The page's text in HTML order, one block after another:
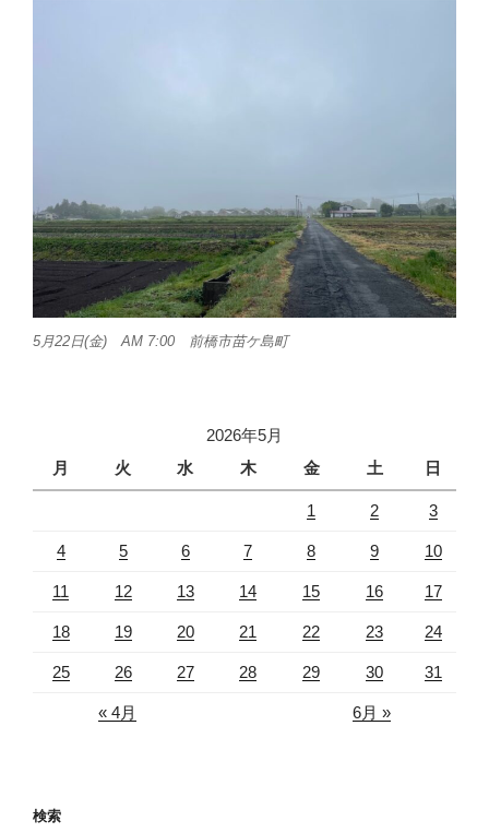
5月22日(金) AM 7:00 前橋市苗ケ島町
2026年5月
月
火 水 木 金 土 日
1 2 3
4 5 6 7 8 9 10
11 12 13 14 15 16 17
18 19 20 21 22 23 24
25 26 27 28 29 30 31
« 4月 6月 »
検索